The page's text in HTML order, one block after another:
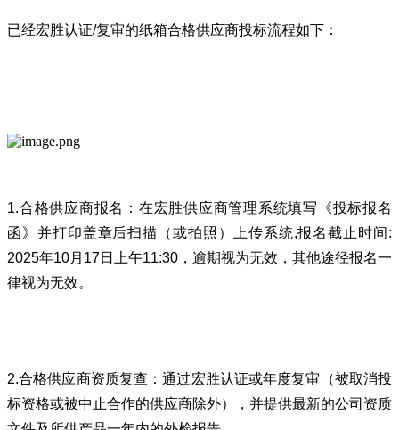
已经宏胜认证/复审的纸箱合格供应商投标流程如下：
1.合格供应商报名：在宏胜供应商管理系统填写《投标报名
函》并打印盖章后扫描（或拍照）上传系统,报名截止时间:
2025年10月17日上午11:30，逾期视为无效，其他途径报名一
律视为无效。
2.合格供应商资质复查：通过宏胜认证或年度复审（被取消投
标资格或被中止合作的供应商除外），并提供最新的公司资质